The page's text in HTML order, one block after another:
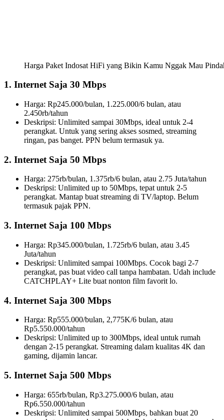
Harga Paket Indosat HiFi yang Bikin Kamu Nggak Mau
1. Internet Saja 30 Mbps
Harga: Rp245.000/bulan, 1.225.000/6 bulan, atau
2.450rb/tahun
Deskripsi: Unlimited sampai 30Mbps, ideal untuk 2-4
perangkat. Untuk yang sering akses sosmed, streaming
ringan, pas banget. PPN belum termasuk ya.
2. Internet Saja 50 Mbps
Harga: 275rb/bulan, 1.375rb/6 bulan, atau 2.75 Juta/tahun
Deskripsi: Unlimited up to 50Mbps, tepat untuk 2-5
perangkat. Mantap buat streaming di TV/laptop. Belum
termasuk pajak PPN.
3. Internet Saja 100 Mbps
Harga: Rp345.000/bulan, 1.725rb/6 bulan, atau 3.45
Juta/tahun
Deskripsi: Unlimited sampai 100Mbps. Cocok bagi 2-7
perangkat, pas buat video call tanpa hambatan. Udah include
CATCHPLAY+ Lite buat nonton film favorit lo.
4. Internet Saja 300 Mbps
Harga: Rp555.000/bulan, 2,775K/6 bulan, atau
Rp5.550.000/tahun
Deskripsi: Unlimited up to 300Mbps, ideal untuk rumah
dengan 2-15 perangkat. Streaming dalam kualitas 4K dan
gaming, dijamin lancar.
5. Internet Saja 500 Mbps
Harga: 655rb/bulan, Rp3.275.000/6 bulan, atau
Rp6.550.000/tahun
Deskripsi: Unlimited sampai 500Mbps, bahkan buat 20